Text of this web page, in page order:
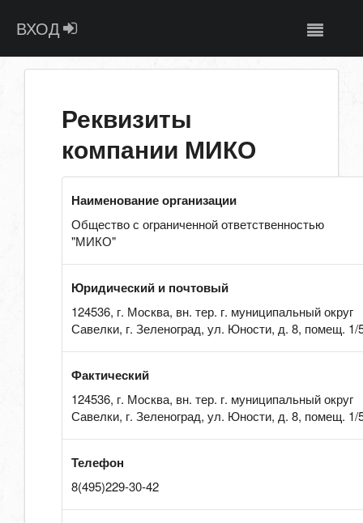
ВХОД
Реквизиты
компании МИКО
Наименование организации
Общество с ограниченной ответственностью
"МИКО"
Юридический и почтовый
124536, г. Москва, вн. тер. г. муниципальный округ
Савелки, г. Зеленоград, ул. Юности, д. 8, помещ. 1/
Фактический
124536, г. Москва, вн. тер. г. муниципальный округ
Савелки, г. Зеленоград, ул. Юности, д. 8, помещ. 1/
Телефон
8(495)229-30-42